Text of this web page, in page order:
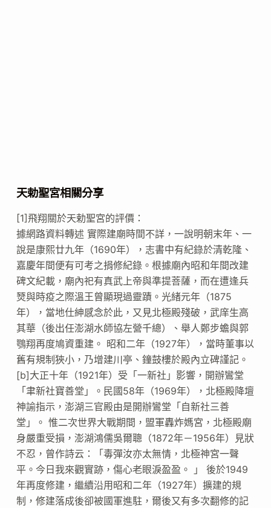
天勅聖宮相關分享
[1]飛翔關於天勅聖宮的評價：
據網路資料轉述 實際建廟時間不詳，一說明朝末年、一
說是康熙廿九年（1690年），志書中有紀錄於清乾隆、
嘉慶年間便有可考之捐修紀錄。根據廟內昭和年間改建
碑文紀載，廟內祀有真武上帝與準提菩薩，而在遭逢兵
燹與時疫之際溫王曾顯現過靈蹟。光緒元年（1875
年），當地仕紳感念於此，又見北極殿殘破，武庠生高
其華（後出任澎湖水師協左營千總）、舉人鄭步蟾與郭
鶚翔再度鳩資重建。 昭和二年（1927年），當時董事以
舊有規制狹小，乃增建川亭、鐘鼓樓於殿內立碑謹記。
[b]大正十年（1921年）受「一新社」影響，開辦鸞堂
「聿新社寶善堂」。民國58年（1969年），北極殿降壇
神諭指示，澎湖三官殿由是開辦鸞堂「自新社三善
堂」。 惟二次世界大戰期間，盟軍轟炸媽宮，北極殿廟
身嚴重受損，澎湖鴻儒吳爾聰（1872年－1956年）見狀
不忍，曾作詩云：「毒彈汝亦太無情，北極神宮一聲
平。今日我來觀實跡，傷心老眼淚盈盈。 」 後於1949
年再度修建，繼續沿用昭和二年（1927年）擴建的規
制，修建落成後卻被國軍進駐，爾後又有多次翻修的記